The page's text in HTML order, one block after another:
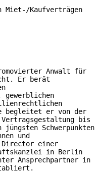
Miet-/Kaufverträgen
Anwalt für
Er berät
gewerblichen
begleitet er von der
bis
jüngsten Schwerpunkten
und
einer
in Berlin
Ansprechpartner in